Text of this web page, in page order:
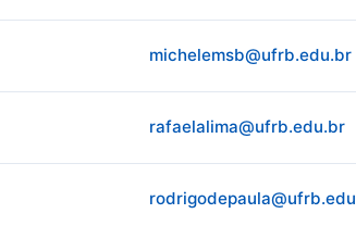
michelemsb@ufrb.edu.br
rafaelalima@ufrb.edu.br